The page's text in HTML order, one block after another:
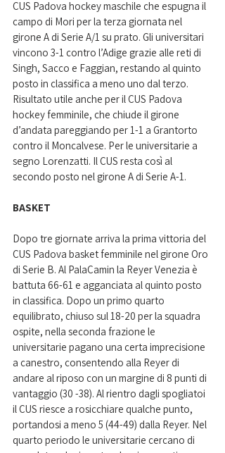
CUS Padova hockey maschile che espugna il
campo di Mori per la terza giornata nel
girone A di Serie A/1 su prato. Gli universitari
vincono 3-1 contro l’Adige grazie alle reti di
Singh, Sacco e Faggian, restando al quinto
posto in classifica a meno uno dal terzo.
Risultato utile anche per il CUS Padova
hockey femminile, che chiude il girone
d’andata pareggiando per 1-1 a Grantorto
contro il Moncalvese. Per le universitarie a
segno Lorenzatti. Il CUS resta così al
secondo posto nel girone A di Serie A-1.
BASKET
Dopo tre giornate arriva la prima vittoria del
CUS Padova basket femminile nel girone Oro
di Serie B. Al PalaCamin la Reyer Venezia è
battuta 66-61 e agganciata al quinto posto
in classifica. Dopo un primo quarto
equilibrato, chiuso sul 18-20 per la squadra
ospite, nella seconda frazione le
universitarie pagano una certa imprecisione
a canestro, consentendo alla Reyer di
andare al riposo con un margine di 8 punti di
vantaggio (30 -38). Al rientro dagli spogliatoi
il CUS riesce a rosicchiare qualche punto,
portandosi a meno 5 (44-49) dalla Reyer. Nel
quarto periodo le universitarie cercano di